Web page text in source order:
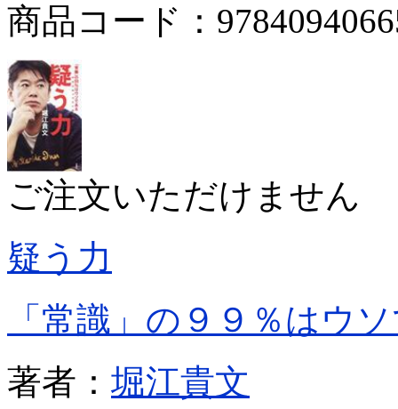
商品コード：
ご注文いただけません
疑う力
「常識」の９９％はウ
著者： 堀江貴文